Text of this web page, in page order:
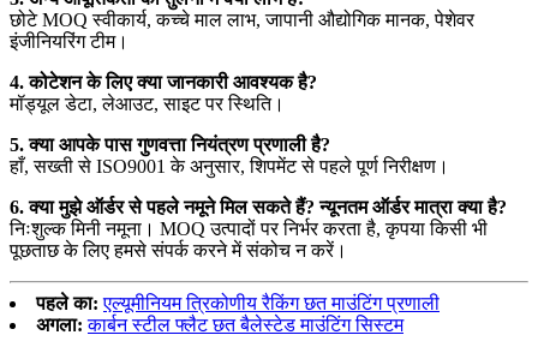
छोटे MOQ स्वीकार्य, कच्चे माल लाभ, जापानी औद्योगिक मानक, पेशेवर
इंजीनियरिंग टीम।
4. कोटेशन के लिए क्या जानकारी आवश्यक है?
मॉड्यूल डेटा, लेआउट, साइट पर स्थिति।
5. क्या आपके पास गुणवत्ता नियंत्रण प्रणाली है?
हाँ, सख्ती से ISO9001 के अनुसार, शिपमेंट से पहले पूर्ण निरीक्षण।
6. क्या मुझे ऑर्डर से पहले नमूने मिल सकते हैं? न्यूनतम ऑर्डर मात्रा क्या है?
निःशुल्क मिनी नमूना। MOQ उत्पादों पर निर्भर करता है, कृपया किसी भी
पूछताछ के लिए हमसे संपर्क करने में संकोच न करें।
पहले का: एल्यूमीनियम त्रिकोणीय रैकिंग छत माउंटिंग प्रणाली
अगला: कार्बन स्टील फ्लैट छत बैलेस्टेड माउंटिंग सिस्टम